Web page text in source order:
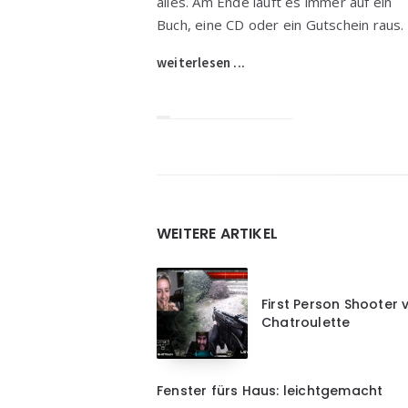
Buch, eine CD oder ein Gutschein
weiterlesen ...
WEITERE ARTIKEL
First Person Shooter
Chatroulette
Fenster fürs Haus: leichtgemacht